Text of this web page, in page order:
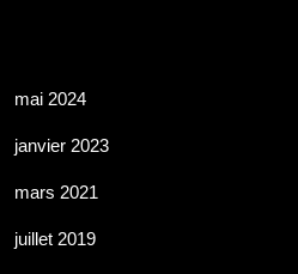
mai 2024
janvier 2023
mars 2021
juillet 2019